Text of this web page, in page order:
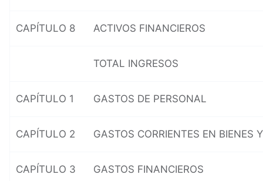
CAPÍTULO 8 ACTIVOS FINANCIEROS
TOTAL INGRESOS
CAPÍTULO 1 GASTOS DE PERSONAL
CAPÍTULO 2 GASTOS CORRIENTES EN BIENES
CAPÍTULO 3 GASTOS FINANCIEROS